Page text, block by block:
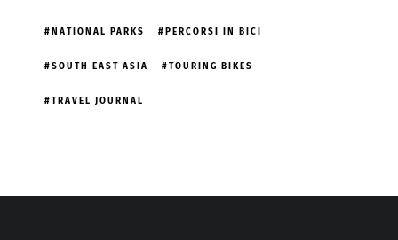
NATIONAL PARKS PERCORSI IN BICI
SOUTH EAST ASIA TOURING BIKES
TRAVEL JOURNAL